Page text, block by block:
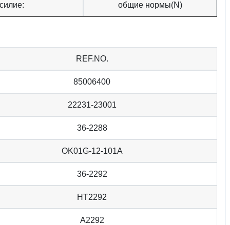
общие нормы(N)
REF.NO.
85006400
22231-23001
36-2288
OK01G-12-101A
36-2292
HT2292
A2292